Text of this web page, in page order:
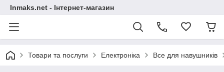
Inmaks.net - Інтернет-магазин
Товари та послуги Електроніка Все для навушників